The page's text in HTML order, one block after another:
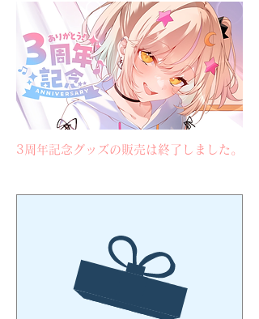
3周年記念グッズの販売は終了しました。